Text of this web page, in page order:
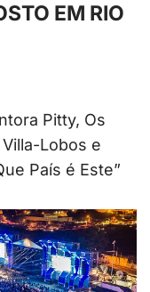
EM RIO
Pitty, Os
Lobos e
País é Este”